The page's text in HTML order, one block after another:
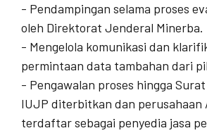
- Pendampingan selama proses
oleh Direktorat Jenderal Minerba.
- Mengelola komunikasi dan
permintaan data tambahan dari
- Pengawalan proses hingga
IUJP diterbitkan dan perusahaan
terdaftar sebagai penyedia jasa